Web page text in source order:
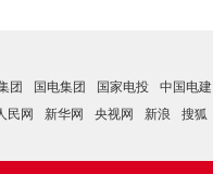
团 国电集团 国家电投 中国电建
民网 新华网 央视网 新浪 搜狐